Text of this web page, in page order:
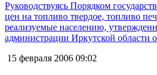
Руководствуясь Порядком
цен на топливо твердое, топливо
реализуемые населению,
администрации Иркутской области
15 февраля 2006 09:02